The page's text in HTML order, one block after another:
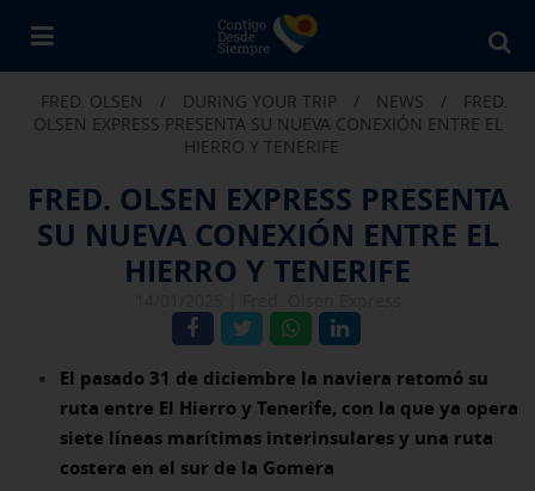
FRED. OLSEN / DURING YOUR TRIP / NEWS /
FRED.
OLSEN EXPRESS PRESENTA SU NUEVA CONEXIÓN ENTRE EL
HIERRO Y TENERIFE
FRED. OLSEN EXPRESS PRESENTA
SU NUEVA CONEXIÓN ENTRE EL
HIERRO Y TENERIFE
El pasado 31 de diciembre la naviera retomó su
ruta entre El Hierro y Tenerife, con la que ya opera
siete líneas marítimas interinsulares y una ruta
costera en el sur de la Gomera